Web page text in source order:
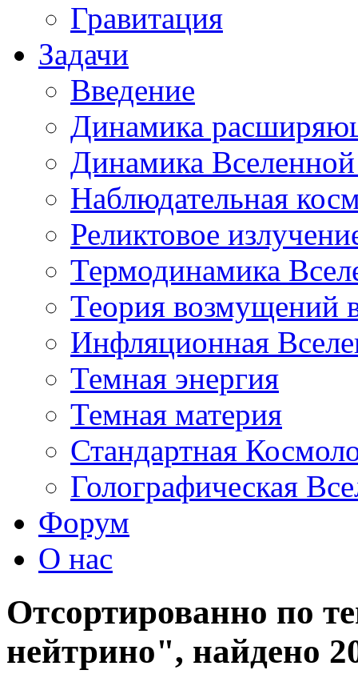
Гравитация
Задачи
Введение
Динамика
Динамика
Наблюдательная
Реликтовое
Термодинамика
Теория возмущений
Инфляционная
Темная энергия
Темная материя
Стандартная
Голографическая
Форум
О нас
Отсортированно по
нейтрино", найдено